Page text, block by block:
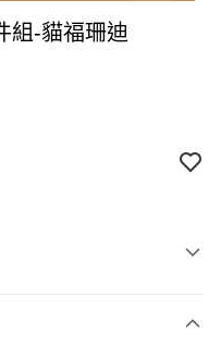
組-貓福珊迪